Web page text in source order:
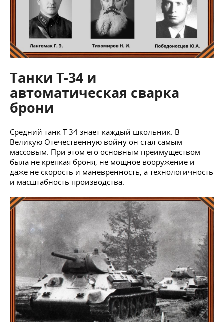
Танки Т-34 и
автоматическая сварка
брони
Средний танк Т-34 знает каждый школьник. В
Великую Отечественную войну он стал самым
массовым. При этом его основным преимуществом
была не крепкая броня, не мощное вооружение и
даже не скорость и маневренность, а технологичность
и масштабность производства.